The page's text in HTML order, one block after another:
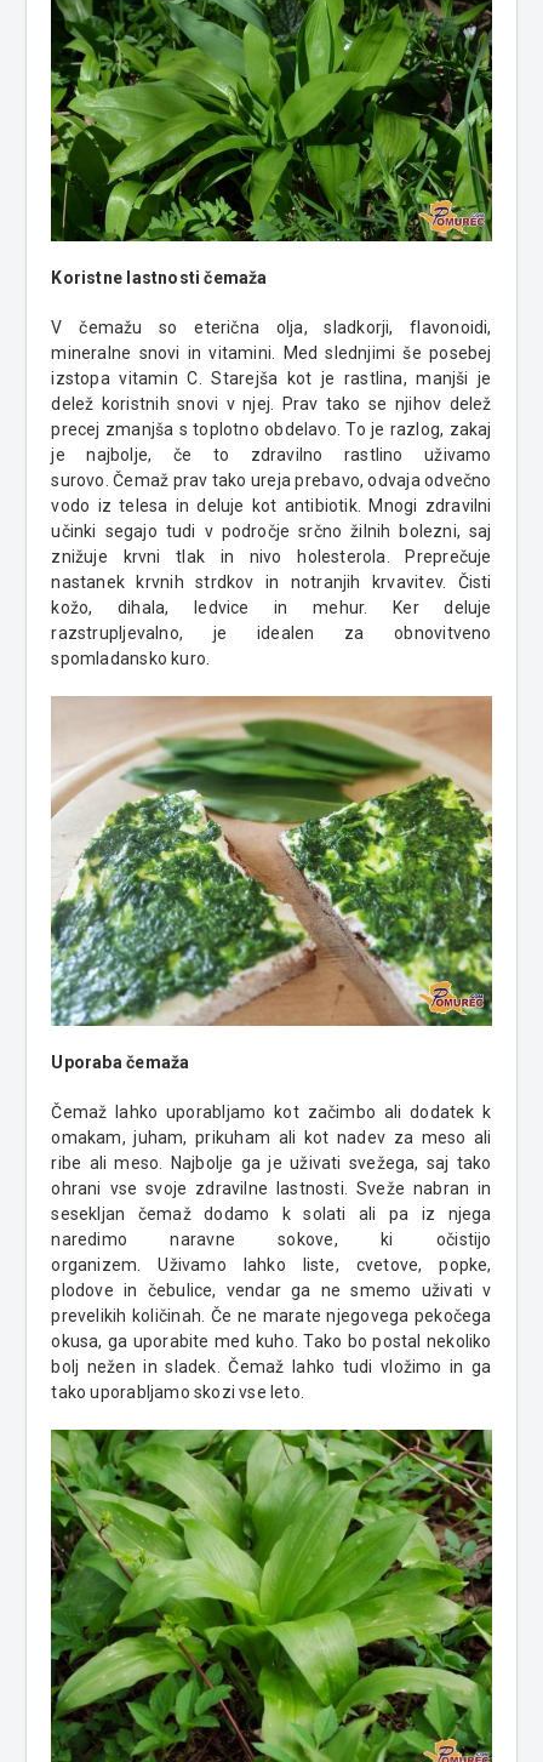
Koristne lastnosti čemaža
V čemažu so eterična olja, sladkorji, flavonoidi,
mineralne snovi in vitamini. Med slednjimi še posebej
izstopa vitamin C. Starejša kot je rastlina, manjši je
delež koristnih snovi v njej. Prav tako se njihov delež
precej zmanjša s toplotno obdelavo. To je razlog, zakaj
je najbolje, če to zdravilno rastlino uživamo
surovo. Čemaž prav tako ureja prebavo, odvaja odvečno
vodo iz telesa in deluje kot antibiotik. Mnogi zdravilni
učinki segajo tudi v področje srčno žilnih bolezni, saj
znižuje krvni tlak in nivo holesterola. Preprečuje
nastanek krvnih strdkov in notranjih krvavitev. Čisti
kožo, dihala, ledvice in mehur.
Ker deluje
razstrupljevalno, je idealen za obnovitveno
spomladansko kuro.
Uporaba čemaža
Čemaž lahko uporabljamo kot začimbo ali dodatek k
omakam, juham, prikuham ali kot nadev za meso ali
ribe ali meso. Najbolje ga je uživati svežega, saj tako
ohrani vse svoje zdravilne lastnosti. Sveže nabran in
sesekljan čemaž dodamo k solati ali pa iz njega
naredimo naravne sokove, ki očistijo
organizem.Uživamo lahko liste, cvetove, popke,
plodove in čebulice, vendar ga ne smemo uživati v
prevelikih količinah. Če ne marate njegovega pekočega
okusa, ga uporabite med kuho. Tako bo postal nekoliko
bolj nežen in sladek. Čemaž lahko tudi vložimo in ga
tako uporabljamo skozi vse leto.